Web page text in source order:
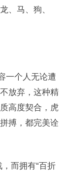
、马、狗、
一个人无论遭
放弃，这种精
高度契合，虎
搏，都完美诠
而拥有“百折